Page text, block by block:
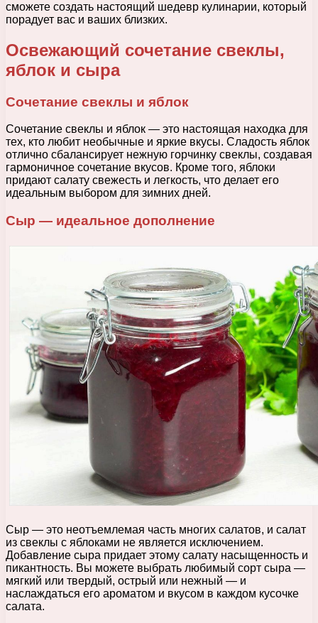
сможете создать настоящий шедевр кулинарии, который
порадует вас и ваших близких.
Освежающий сочетание свеклы,
яблок и сыра
Сочетание свеклы и яблок
Сочетание свеклы и яблок — это настоящая находка для
тех, кто любит необычные и яркие вкусы. Сладость яблок
отлично сбалансирует нежную горчинку свеклы, создавая
гармоничное сочетание вкусов. Кроме того, яблоки
придают салату свежесть и легкость, что делает его
идеальным выбором для зимних дней.
Сыр — идеальное дополнение
Сыр — это неотъемлемая часть многих салатов, и салат
из свеклы с яблоками не является исключением.
Добавление сыра придает этому салату насыщенность и
пикантность. Вы можете выбрать любимый сорт сыра —
мягкий или твердый, острый или нежный — и
наслаждаться его ароматом и вкусом в каждом кусочке
салата.